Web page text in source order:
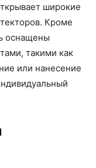
широкие
Кроме
оснащены
такими как
или нанесение